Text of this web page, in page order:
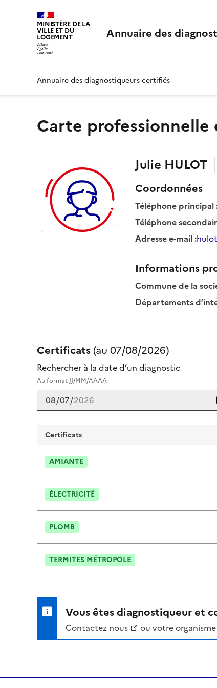
MINISTÈRE DE LA
VILLE ET DU
LOGEMENT Annuaire des
Annuaire des diagnostiqueurs certifiés
Carte
Julie HULOT
Coordonnées
Téléphone principal
Téléphone
Adresse e-mail:
Informations
Commune de la
Départements
Certificats(au 07/08/2026)
Rechercher à la date d’un diagnostic
Au format JJ/MM/AAAA
Certificats de julie hulot
Certificats
AMIANTE
ÉLECTRICITÉ
PLOMB
TERMITES MÉTROPOLE
Vous êtes diagnostiqueur et
Contactez nous ou votre